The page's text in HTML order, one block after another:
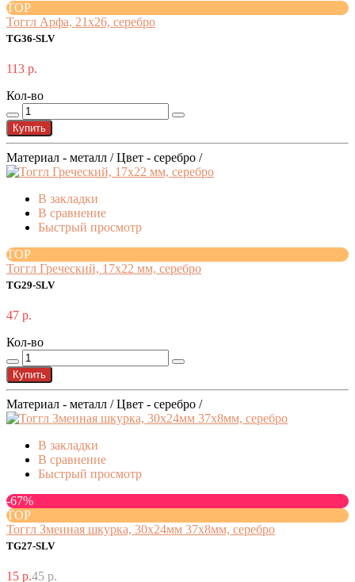
TOP
Тоггл Арфа, 21х26, серебро
TG36-SLV
113 р.
Кол-во
Купить
Материал - металл / Цвет - серебро /
В закладки
В сравнение
Быстрый просмотр
TOP
Тоггл Греческий, 17x22 мм, серебро
TG29-SLV
47 р.
Кол-во
Купить
Материал - металл / Цвет - серебро /
В закладки
В сравнение
Быстрый просмотр
-67%
TOP
Тоггл Змеиная шкурка, 30x24мм 37x8мм, серебро
TG27-SLV
15 р.45 р.